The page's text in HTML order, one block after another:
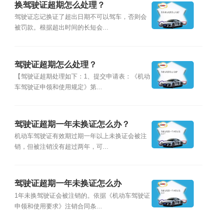
换驾驶证超期怎么处理？
驾驶证忘记换证了超出日期不可以驾车，否则会
被罚款。根据超出时间的长短会...
驾驶证超期怎么处理？
【驾驶证超期处理如下：1、提交申请表：《机动
车驾驶证申领和使用规定》第...
驾驶证超期一年未换证怎么办？
机动车驾驶证有效期过期一年以上未换证会被注
销，但被注销没有超过两年，可...
驾驶证超期一年未换证怎么办
1年未换驾驶证会被注销的。依据《机动车驾驶证
申领和使用要求》注销合同条...